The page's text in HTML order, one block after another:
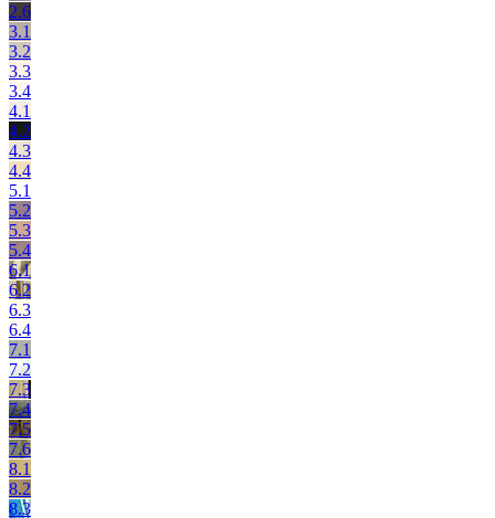
2.6
3.1
3.2
3.3
3.4
4.1
4.2
4.3
4.4
5.1
5.2
5.3
5.4
6.1
6.2
6.3
6.4
7.1
7.2
7.3
7.4
7.5
7.6
8.1
8.2
8.3